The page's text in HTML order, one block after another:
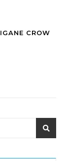
CROW